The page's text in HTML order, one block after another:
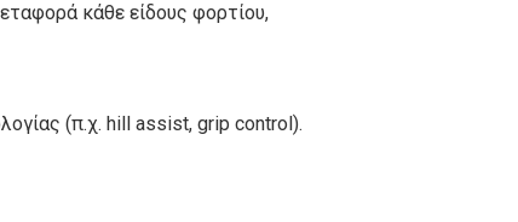
κάθε είδους φορτίου,
(π.χ. hill assist, grip control).